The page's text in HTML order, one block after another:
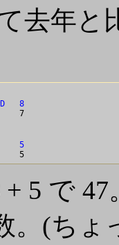
去年と
8
7
5
+ 5 で
。(ちょ